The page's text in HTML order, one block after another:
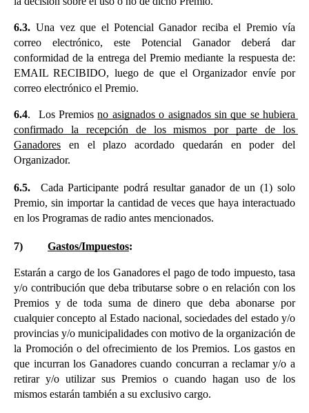
6.3. Una vez que el Potencial Ganador reciba el Premio vía
correo electrónico, este Potencial Ganador deberá dar
conformidad de la entrega del Premio mediante la respuesta de:
EMAIL RECIBIDO, luego de que el Organizador envíe por
correo electrónico el Premio.
6.4. Los Premios no asignados o asignados sin que se hubiera
confirmado la recepción de los mismos por parte de los
Ganadores en el plazo acordado quedarán en poder del
Organizador.
6.5.
Cada Participante podrá resultar ganador de un (1) solo
Premio, sin importar la cantidad de veces que haya interactuado
en los Programas de radio antes mencionados.
7) Gastos/Impuestos:
Estarán a cargo de los Ganadores el pago de todo impuesto, tasa
y/o contribución que deba tributarse sobre o en relación con los
Premios y de toda suma de dinero que deba abonarse por
cualquier concepto al Estado nacional, sociedades del estado y/o
provincias y/o municipalidades con motivo de la organización de
la Promoción o del ofrecimiento de los Premios. Los gastos en
que incurran los Ganadores cuando concurran a reclamar y/o a
retirar y/o utilizar sus Premios o cuando hagan uso de los
mismos estarán también a su exclusivo cargo.